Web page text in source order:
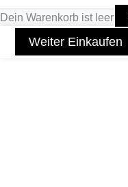
Dein Warenkorb ist leer
Weiter Einkaufen